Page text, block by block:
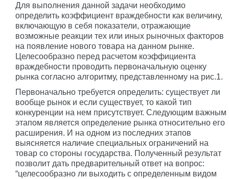
Для выполнения данной задачи необходимо
определить коэффициент враждебности как величину,
включающую в себя показатели, отражающие
возможные реакции тех или иных рыночных факторов
на появление нового товара на данном рынке.
Целесообразно перед расчетом коэффициента
враждебности проводить первоначальную оценку
рынка согласно алгоритму, представленному на рис.1.
Первоначально требуется определить: существует ли
вообще рынок и если существует, то какой тип
конкуренции на нем присутствует. Следующим важным
этапом является определение рынка относительно его
расширения. И на одном из последних этапов
выясняется наличие специальных ограничений на
товар со стороны государства. Полученный результат
позволит дать предварительный ответ на вопрос:
“целесообразно ли выходить с определенным видом